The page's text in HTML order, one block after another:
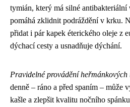
tymián, který má silné antibakteriální
pomáhá zklidnit podráždění v krku.
přidat i pár kapek éterického oleje z
dýchací cesty a usnadňuje dýchání.
Pravidelné provádění
denně – ráno a před spaním – může
kašle a zlepšit kvalitu nočního